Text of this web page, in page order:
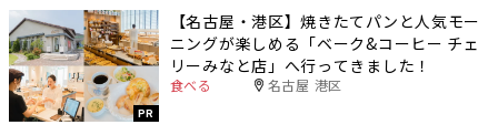
PR
【名古屋・港区】焼きたてパンと人気モー
ニングが楽しめる「ベーク&コーヒー チェ
リーみなと店」へ行ってきました！
食べる 名古屋 港区